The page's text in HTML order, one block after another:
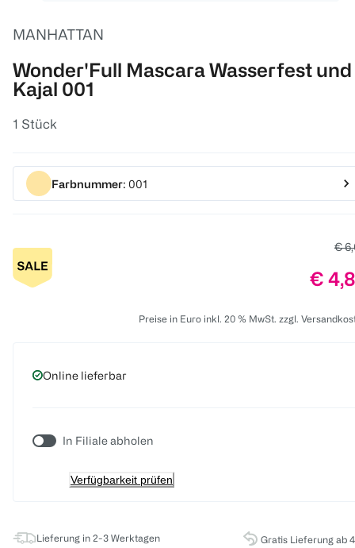
MANHATTAN
Wonder'Full Mascara Wasserfest und
Kajal 001
1 Stück
Farbnummer: 001
€
€
Preise in Euro inkl. 20 % MwSt. zzgl.
Online lieferbar
In Filiale abholen
Verfügbarkeit prüfen
Lieferung in 2-3 Werktagen Gratis Lieferung ab